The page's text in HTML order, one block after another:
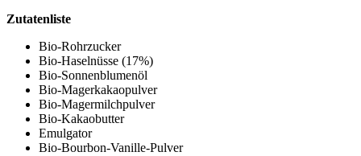
Zutatenliste
Bio-Rohrzucker
Bio-Haselnüsse (17%)
Bio-Sonnenblumenöl
Bio-Magerkakaopulver
Bio-Magermilchpulver
Bio-Kakaobutter
Emulgator
Bio-Bourbon-Vanille-Pulver